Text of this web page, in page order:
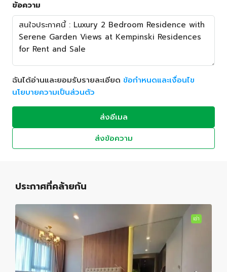
ข้อความ
ฉันได้อ่านและยอมรับรายละเอียด ข้อกำหนดและเงื่อนไข
นโยบายความเป็นส่วนตัว
ส่งอีเมล
ส่งข้อความ
ประกาศที่คล้ายกัน
เช่า